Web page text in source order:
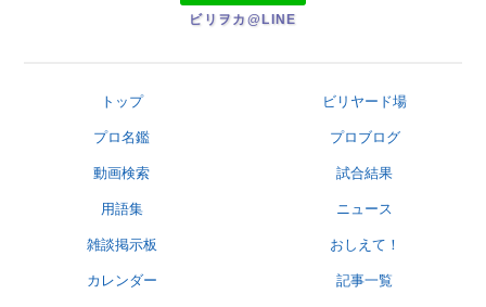
ビリヲカ@LINE
トップ ビリヤード場
プロ名鑑 プロブログ
動画検索 試合結果
用語集 ニュース
雑談掲示板 おしえて！
カレンダー 記事一覧